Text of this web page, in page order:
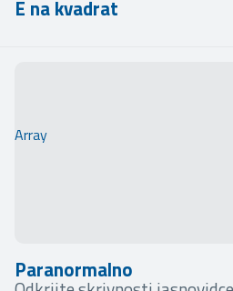
E na kvadrat
Array
Paranormalno